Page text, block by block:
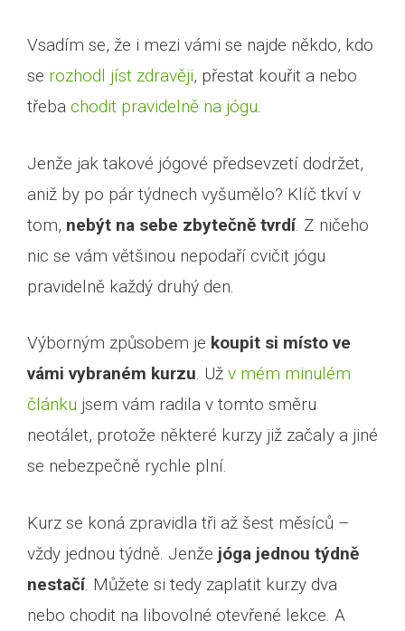
Vsadím se, že i mezi vámi se najde někdo, kdo
se rozhodl jíst zdravěji, přestat kouřit a nebo
třeba chodit pravidelně na jógu.
Jenže jak takové jógové předsevzetí dodržet,
aniž by po pár týdnech vyšumělo? Klíč tkví v
tom, nebýt na sebe zbytečně tvrdí. Z ničeho
nic se vám většinou nepodaří cvičit jógu
pravidelně každý druhý den.
Výborným způsobem je koupit si místo ve
vámi vybraném kurzu. Už v mém minulém
článku jsem vám radila v tomto směru
neotálet, protože některé kurzy již začaly a jiné
se nebezpečně rychle plní.
Kurz se koná zpravidla tři až šest měsíců –
vždy jednou týdně. Jenže jóga jednou týdně
nestačí. Můžete si tedy zaplatit kurzy dva
nebo chodit na libovolné otevřené lekce. A